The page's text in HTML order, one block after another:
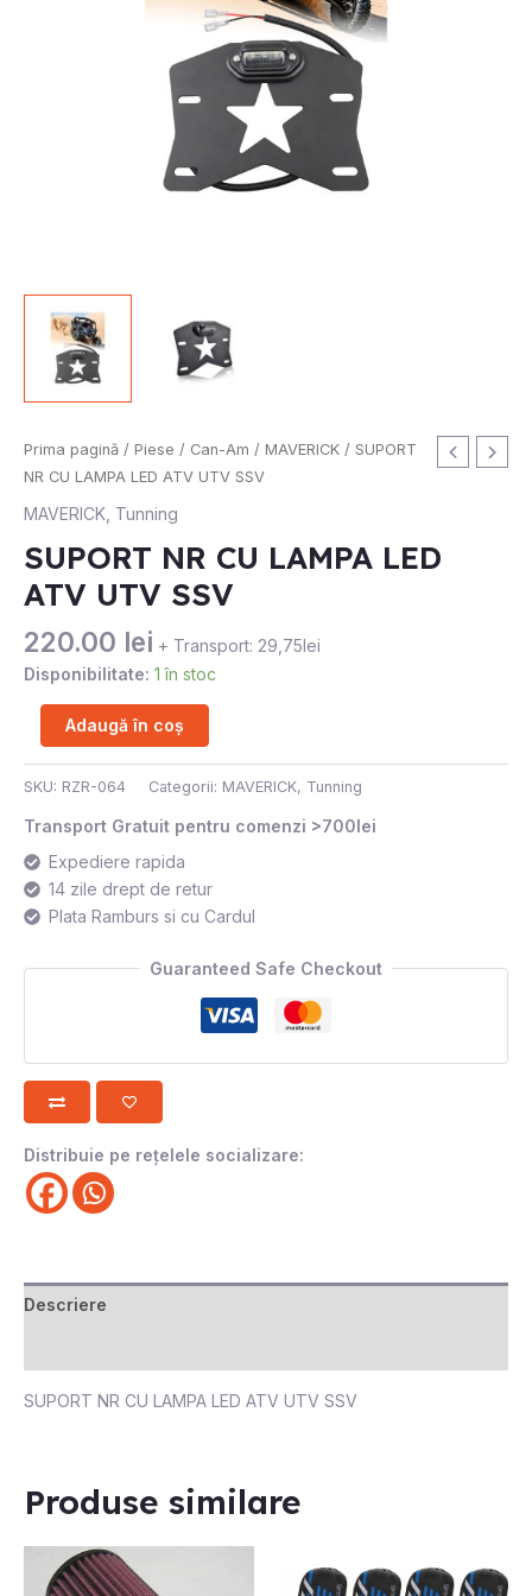
Prima pagină / Piese / Can-Am / MAVERICK / SUPORT
NR CU LAMPA LED ATV UTV SSV
MAVERICK Tunning
SUPORT NR CU LAMPA LED
ATV UTV SSV
220.00 lei + Transport: 29,75lei
Disponibilitate: 1 în stoc
Cantitate
SUPORT
NR
LAMPA
LED
ATV
UTV
SSV
Adaugă în coș
SKU: RZR-064 Categorii: MAVERICK, Tunning
Transport Gratuit pentru comenzi >700lei
Expediere rapida
14 zile drept de retur
Plata Ramburs si cu Cardul
Guaranteed Safe Checkout
Distribuie pe rețelele socializare:
Descriere
SUPORT NR CU LAMPA LED ATV UTV SSV
Produse similare